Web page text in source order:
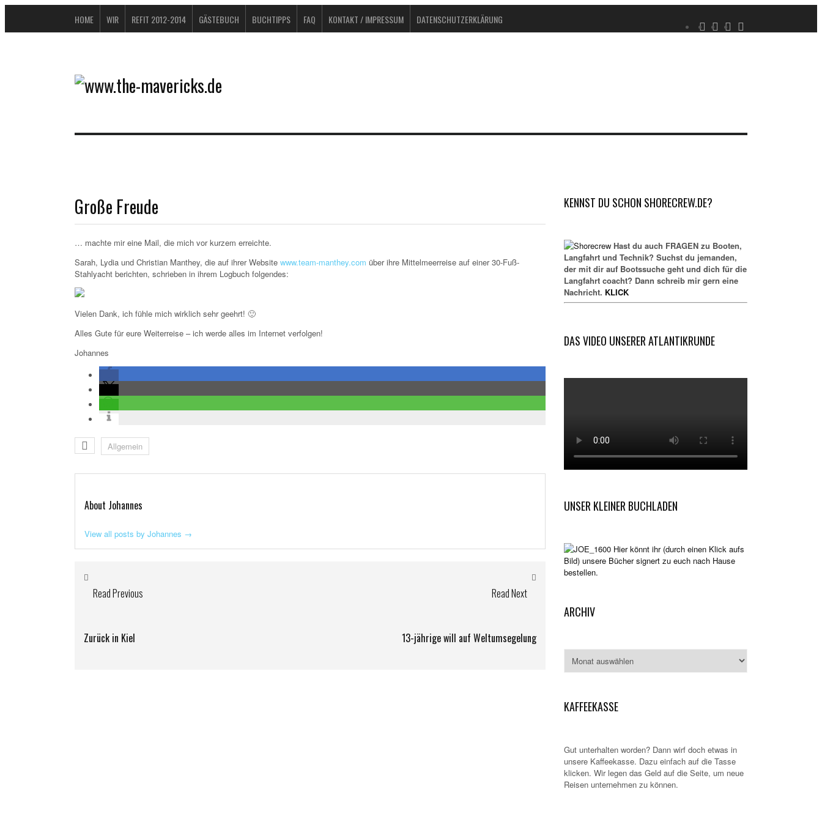
HOME WIR REFIT 2012-2014 GÄSTEBUCH BUCHTIPPS FAQ KONTAKT / IMPRESSUM DATENSCHUTZERKLÄRUNG
Große Freude
… machte mir eine Mail, die mich vor kurzem erreichte.
Sarah, Lydia und Christian Manthey, die auf ihrer Website www.team-manthey.com über ihre Mittelmeerreise auf einer 30-Fuß-
Stahlyacht berichten, schrieben in ihrem Logbuch folgendes:
Vielen Dank, ich fühle mich wirklich sehr geehrt! 🙂
Alles Gute für eure Weiterreise – ich werde alles im Internet verfolgen!
Johannes
Allgemein
About Johannes
View all posts by Johannes →
Read Previous
Zurück in Kiel
Read Next
13-jährige will auf Weltumsegelung
KENNST DU SCHON SHORECREW.DE?
Hast du auch FRAGEN zu Booten,
Langfahrt und Technik? Suchst du jemanden,
der mit dir auf Bootssuche geht und dich für die
Langfahrt coacht? Dann schreib mir gern eine
Nachricht. KLICK
DAS VIDEO UNSERER ATLANTIKRUNDE
UNSER KLEINER BUCHLADEN
Hier könnt ihr (durch einen Klick aufs
Bild) unsere Bücher signert zu euch nach Hause
bestellen.
ARCHIV
KAFFEEKASSE
Gut unterhalten worden? Dann wirf doch etwas in
unsere Kaffeekasse. Dazu einfach auf die Tasse
klicken. Wir legen das Geld auf die Seite, um neue
Reisen unternehmen zu können.